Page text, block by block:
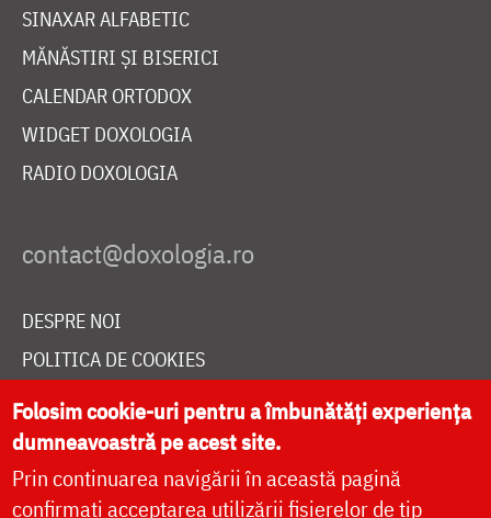
SINAXAR ALFABETIC
MĂNĂSTIRI ȘI BISERICI
CALENDAR ORTODOX
WIDGET DOXOLOGIA
RADIO DOXOLOGIA
DESPRE NOI
POLITICA DE COOKIES
DONEAZĂ ONLINE PENTRU CATEDRALA NAȚIONALĂ
LIVE
Folosim cookie-uri pentru a îmbunătăți experiența
dumneavoastră pe acest site.
Prin continuarea navigării în această pagină
confirmați acceptarea utilizării fișierelor de tip